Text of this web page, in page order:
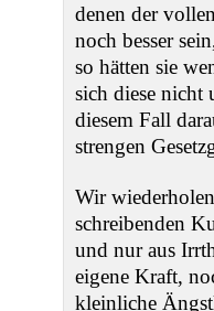
denen der
noch besser
so hätten sie
sich diese nicht
diesem Fall
strengen
Wir
schreibenden
und nur aus
eigene Kraft,
kleinliche